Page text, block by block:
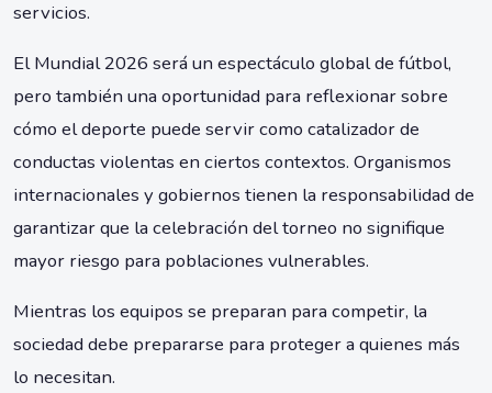
servicios.
El Mundial 2026 será un espectáculo global de fútbol,
pero también una oportunidad para reflexionar sobre
cómo el deporte puede servir como catalizador de
conductas violentas en ciertos contextos. Organismos
internacionales y gobiernos tienen la responsabilidad de
garantizar que la celebración del torneo no signifique
mayor riesgo para poblaciones vulnerables.
Mientras los equipos se preparan para competir, la
sociedad debe prepararse para proteger a quienes más
lo necesitan.